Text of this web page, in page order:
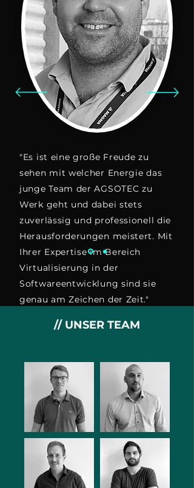
"Es ist eine große Freude zu
sehen mit welcher Energie das
junge Team der AGSOTEC zu
Werk geht und dabei stets
zuverlässig und professionell die
Herausforderungen meistert. Mit
Ihrer Expertise im Bereich
Virtualisierung in der
Softwareentwicklung sind sie
genau am Zeichen der Zeit."
// UNSER TEAM